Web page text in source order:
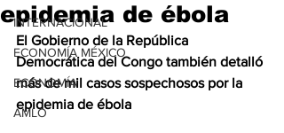
INTERNACIONAL
ECONOMÍA MÉXICO
ECONOMÍA
AMLO
epidemia de ébola
El Gobierno de la República
Democrática del Congo también detalló
más de mil casos sospechosos por la
epidemia de ébola